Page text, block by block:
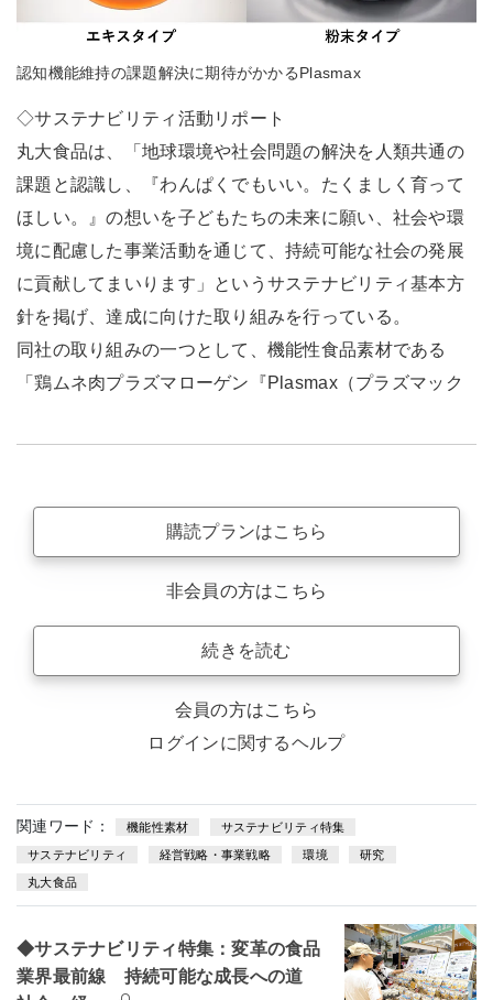
認知機能維持の課題解決に期待がかかるPlasmax
◇サステナビリティ活動リポート
丸大食品は、「地球環境や社会問題の解決を人類共通の
課題と認識し、『わんぱくでもいい。たくましく育って
ほしい。』の想いを子どもたちの未来に願い、社会や環
境に配慮した事業活動を通じて、持続可能な社会の発展
に貢献してまいります」というサステナビリティ基本方
針を掲げ、達成に向けた取り組みを行っている。
同社の取り組みの一つとして、機能性食品素材である
「鶏ムネ肉プラズマローゲン『Plasmax（プラズマック
購読プランはこちら
非会員の方はこちら
続きを読む
会員の方はこちら
ログインに関するヘルプ
関連ワード： 機能性素材 サステナビリティ特集
サステナビリティ 経営戦略・事業戦略 環境 研究
丸大食品
◆サステナビリティ特集：変革の食品
業界最前線 持続可能な成長への道